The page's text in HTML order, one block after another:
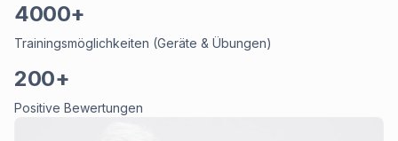
4000+
Trainingsmöglichkeiten (Geräte & Übungen)
200+
Positive Bewertungen